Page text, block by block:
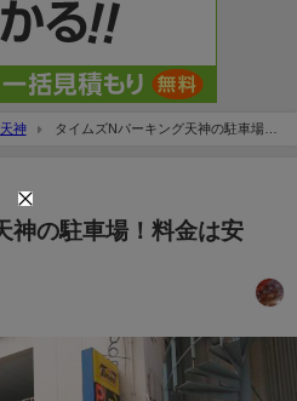
天神
タイムズNパーキング天神の駐車場！
神の駐車場！料金は安